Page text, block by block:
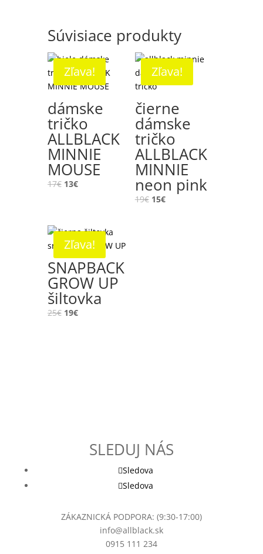
Súvisiace produkty
Zľava!
dámske
tričko
ALLBLACK
MINNIE
MOUSE
17€ 13€
Zľava!
čierne
dámske
tričko
ALLBLACK
MINNIE
neon pink
19€ 15€
Zľava!
SNAPBACK
GROW UP
šiltovka
25€ 19€
SLEDUJ NÁS
Sledova
Sledova
ZÁKAZNICKÁ PODPORA: (9:30-17:00)
info@allblack.sk
0915 111 234